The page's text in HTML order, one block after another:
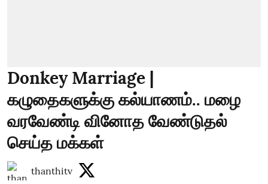
Donkey Marriage |
கழுதைகளுக்கு கல்யாணம்.. மழை
வரவேண்டி வினோத வேண்டுதல்
செய்த மக்கள்
thanthitv